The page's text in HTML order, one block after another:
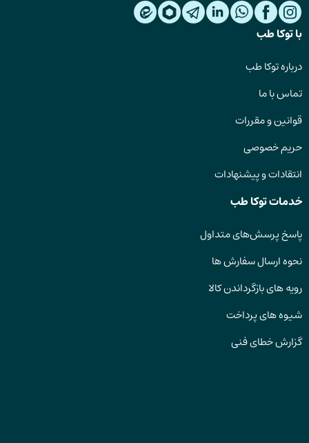
با توکا طب
درباره توکا طب
تماس با ما
قوانین و مقررات
حریم خصوصی
انتقادات و پیشنهادات
خدمات توکا طب
پاسخ پرسش‌های متداول
نحوه ارسال سفارش ها
رویه های بازگرداندن کالا
شیوه های پرداخت
گزارش خطای فنی